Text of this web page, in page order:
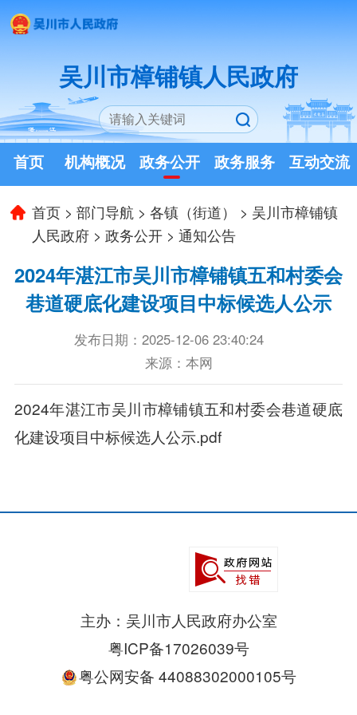
吴川市樟铺镇人民政府
首页 机构概况 政务公开 政务服务 互动交流
首页 >部门导航 >各镇（街道） > 吴川市樟铺镇
人民政府 >政务公开 >通知公告
2024年湛江市吴川市樟铺镇五和村委会
巷道硬底化建设项目中标候选人公示
发布日期：2025-12-06 23:40:24
来源：本网
2024年湛江市吴川市樟铺镇五和村委会巷道硬底
化建设项目中标候选人公示.pdf
主办：吴川市人民政府办公室
粤ICP备17026039号
粤公网安备 44088302000105号